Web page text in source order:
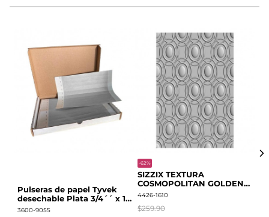
Pulseras de papel Tyvek
desechable Plata 3/4´´ x 10
´´
3600-9055
-62%
SIZZIX TEXTURA
COSMOPOLITAN GOLDEN
RINGS S.PARK 666700
4426-1610
$259.90